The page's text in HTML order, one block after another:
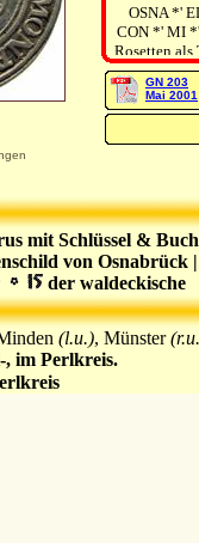
OSNA *'
CON *' MI
Rosetten als
GN 203
Mai 2001
mit Schlüssel & Buch
von Osnabrück
der waldeckische
(l.u.), Münster
, im Perlkreis.